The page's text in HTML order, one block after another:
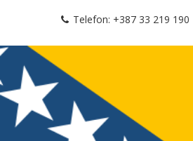
Telefon: +387 33 219 190